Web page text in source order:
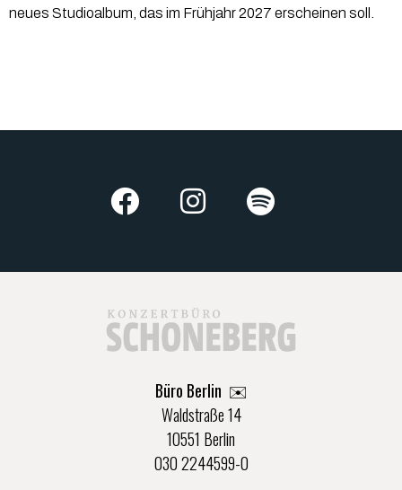
neues Studioalbum, das im Frühjahr 2027 erscheinen soll.
Büro Berlin ✉️
Waldstraße 14
10551 Berlin
030 2244599-0